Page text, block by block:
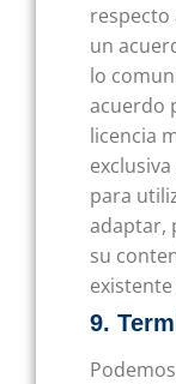
respecto
un
lo
acuerdo
licencia
para
adaptar,
su
9.